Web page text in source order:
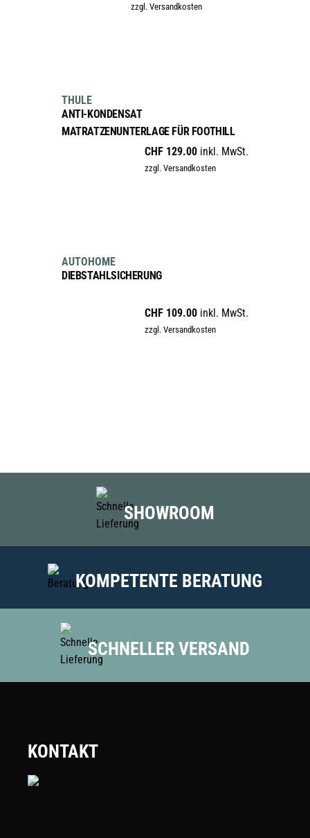
auf.
gewählt
werden
zzgl. Versandkosten
ANTI-KONDENSAT
MATRATZENUNTERLAGE FÜR FOOTHILL
CHF 129.00 inkl. MwSt.
zzgl. Versandkosten
THULE
DIEBSTAHLSICHERUNG
CHF 109.00 inkl. MwSt.
zzgl. Versandkosten
AUTOHOME
SHOWROOM
KOMPETENTE BERATUNG
SCHNELLER VERSAND
KONTAKT